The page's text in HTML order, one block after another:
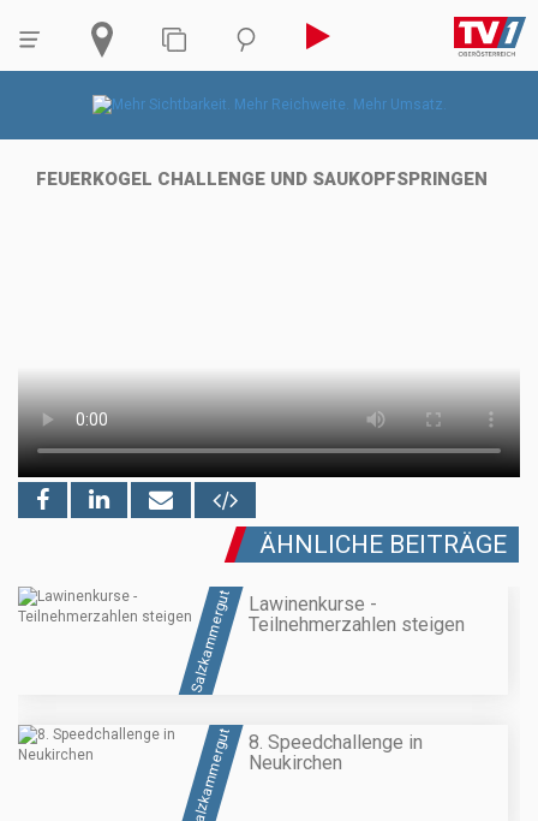
FEUERKOGEL CHALLENGE UND SAUKOPFSPRINGEN
ÄHNLICHE BEITRÄGE
Salzkammergut
Lawinenkurse -
Teilnehmerzahlen steigen
Salzkammergut
8. Speedchallenge in
Neukirchen